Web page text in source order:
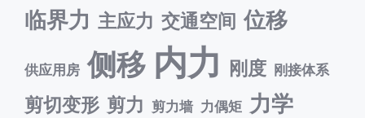
临界力 主应力 交通空间 位移
供应用房 侧移 内力 刚度 刚接体系
剪切变形 剪力 剪力墙 力偶矩 力学